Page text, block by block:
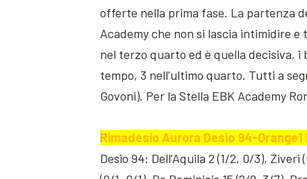
offerte nella prima fase. La partenza
Academy che non si lascia intimidire
nel terzo quarto ed è quella decisiva, i
tempo, 3 nell’ultimo quarto. Tutti a
Govoni). Per la Stella EBK Academy
Rimadesio Aurora Desio 94-
Desio 94: Dell’Aquila 2 (1/2, 0/3),